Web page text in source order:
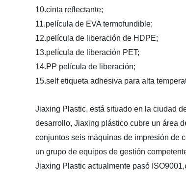
10.cinta reflectante;
11.película de EVA termofundible;
12.película de liberación de HDPE;
13.película de liberación PET;
14.PP película de liberación;
15.self etiqueta adhesiva para alta
Jiaxing Plastic, está situado en la ciudad
desarrollo, Jiaxing plástico cubre un área
conjuntos seis máquinas de impresión de
un grupo de equipos de gestión
Jiaxing Plastic actualmente pasó